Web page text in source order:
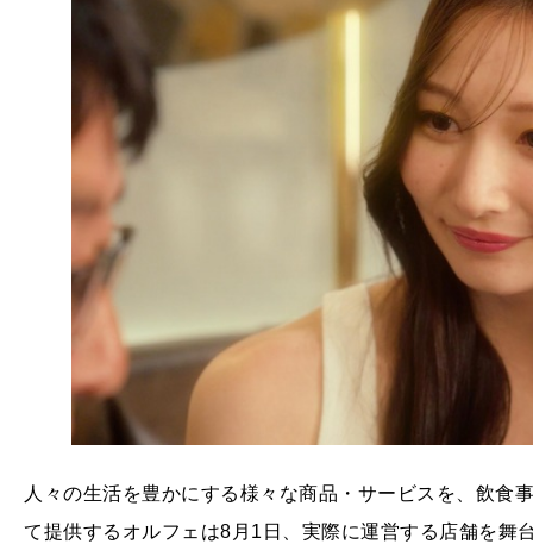
人々の生活を豊かにする様々な商品・サービスを、飲食
て提供するオルフェは8月1日、実際に運営する店舗を舞